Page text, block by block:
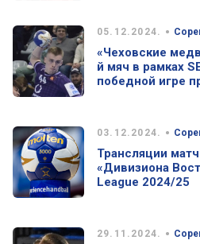
05.12.2024. •
«Чеховские
й мяч в рамках
победной игре
03.12.2024. •
Трансляции
«Дивизиона
League 2024/25
29.11.2024. •